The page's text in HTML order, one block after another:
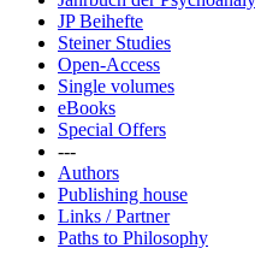
JP Beihefte
Steiner Studies
Open-Access
Single volumes
eBooks
Special Offers
---
Authors
Publishing house
Links / Partner
Paths to Philosophy